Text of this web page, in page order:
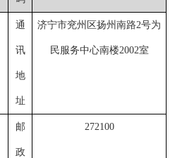
通
讯
地
址
济宁市兖州区扬州南路2号为
民服务中心南楼2002室
邮
政
272100